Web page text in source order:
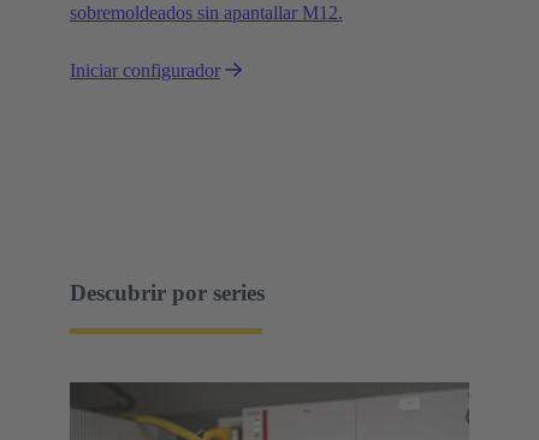
sobremoldeados sin apantallar M12.
Iniciar configurador
Descubrir por series